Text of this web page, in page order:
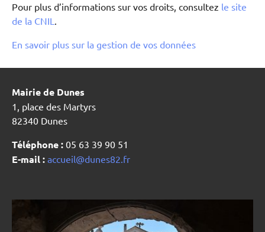
Pour plus d’informations sur vos droits, consultez le site
de la CNIL .
En savoir plus sur la gestion de vos données
Mairie de Dunes
1, place des Martyrs
82340 Dunes
Téléphone : 05 63 39 90 51
E-mail : accueil@dunes82.fr